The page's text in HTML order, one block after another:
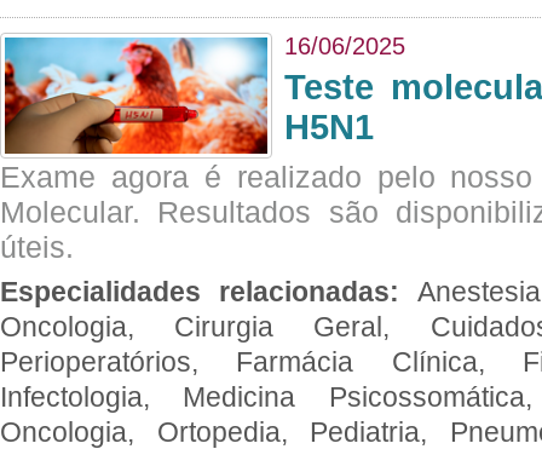
16/06/2025
Teste
H5N1
Exame agora é realizado pelo
Molecular. Resultados são
úteis.
Especialidades relacionadas:
Oncologia, Cirurgia Geral,
Perioperatórios, Farmácia Clínica,
Infectologia, Medicina
Oncologia, Ortopedia, Pediatria,